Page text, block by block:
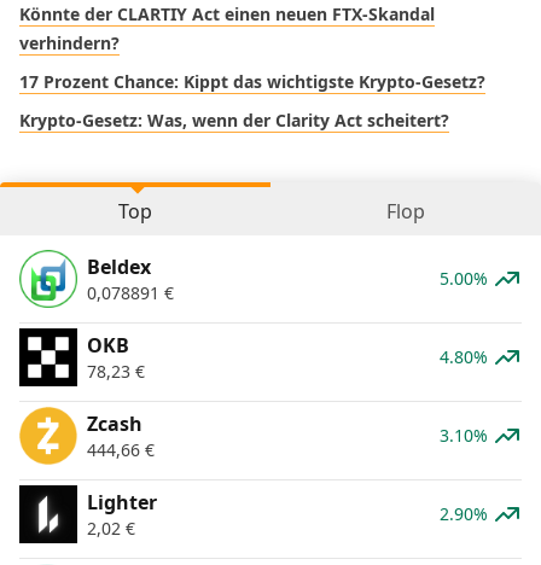
Könnte der CLARTIY Act einen neuen FTX-Skandal
verhindern?
17 Prozent Chance: Kippt das wichtigste Krypto-Gesetz?
Krypto-Gesetz: Was, wenn der Clarity Act scheitert?
Top Flop
Beldex
0,078891 €
5.00%
OKB
78,23 €
4.80%
Zcash
444,66 €
3.10%
Lighter
2,02 €
2.90%